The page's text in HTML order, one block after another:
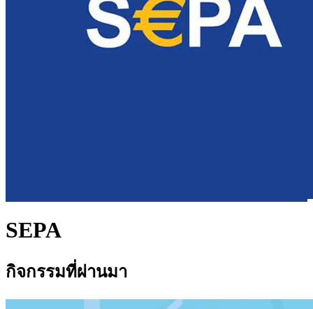
SEPA
กิจกรรมที่ผ่านมา